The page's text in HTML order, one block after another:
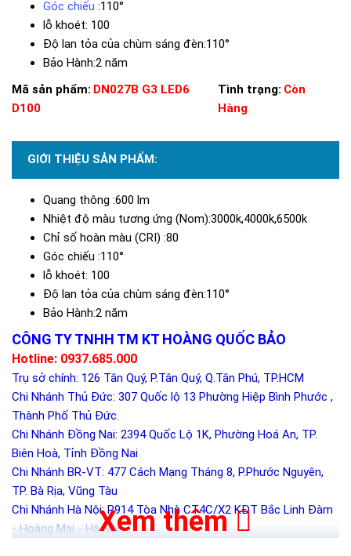
Góc chiếu :110°
lỗ khoét: 100
Độ lan tỏa của chùm sáng đèn:110°
Bảo Hành:2 năm
Mã sản phẩm: DN027B G3 LED6
D100
Tình trạng: Còn
Hàng
GIỚI THIỆU SẢN PHẨM:
Quang thông :600 lm
Nhiệt độ màu tương ứng (Nom):3000k,4000k,6500k
Chỉ số hoàn màu (CRI) :80
Góc chiếu :110°
lỗ khoét: 100
Độ lan tỏa của chùm sáng đèn:110°
Bảo Hành:2 năm
CÔNG TY TNHH TM KT HOÀNG QUỐC BẢO
Hotline: 0937.685.000
Trụ sở chính: 126 Tân Quý, P.Tân Quý, Q.Tân Phú, TP.HCM
Chi Nhánh Thủ Đức: 307 Quốc lộ 13 Phường Hiệp Bình Phước ,
Thành Phố Thủ Đức.
Chi Nhánh Đồng Nai: 2394 Quốc Lộ 1K, Phường Hoá An, TP.
Biên Hoà, Tỉnh Đồng Nai
Chi Nhánh BR-VT: 477 Cách Mạng Tháng 8, P.Phước Nguyên,
TP. Bà Rịa, Vũng Tàu
Chi Nhánh Hà Nội: P914 Tòa Nhà CT4C/X2 KĐT Bắc Linh Đàm
- Hoàng Mai - Hà Nội.Xem thêm